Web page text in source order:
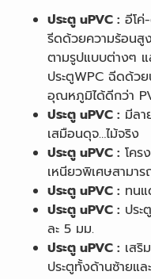
ประตู uPVC : อีโค่
รีดด้วยความร้อนสู
ตามรูปแบบต่างๆ แ
ประตูWPC ฉีดด้ว
อุณหภูมิได้ดีกว่า
ประตู uPVC : มีล
เสมือนดุจ…ไม้จริง
ประตู uPVC : โคร
เหนียวพิเศษสามา
ประตู uPVC : ทน
ประตู uPVC : ประ
ละ 5 มม.
ประตู uPVC : เสริ
ประตูทั้งด้านซ้ายแ